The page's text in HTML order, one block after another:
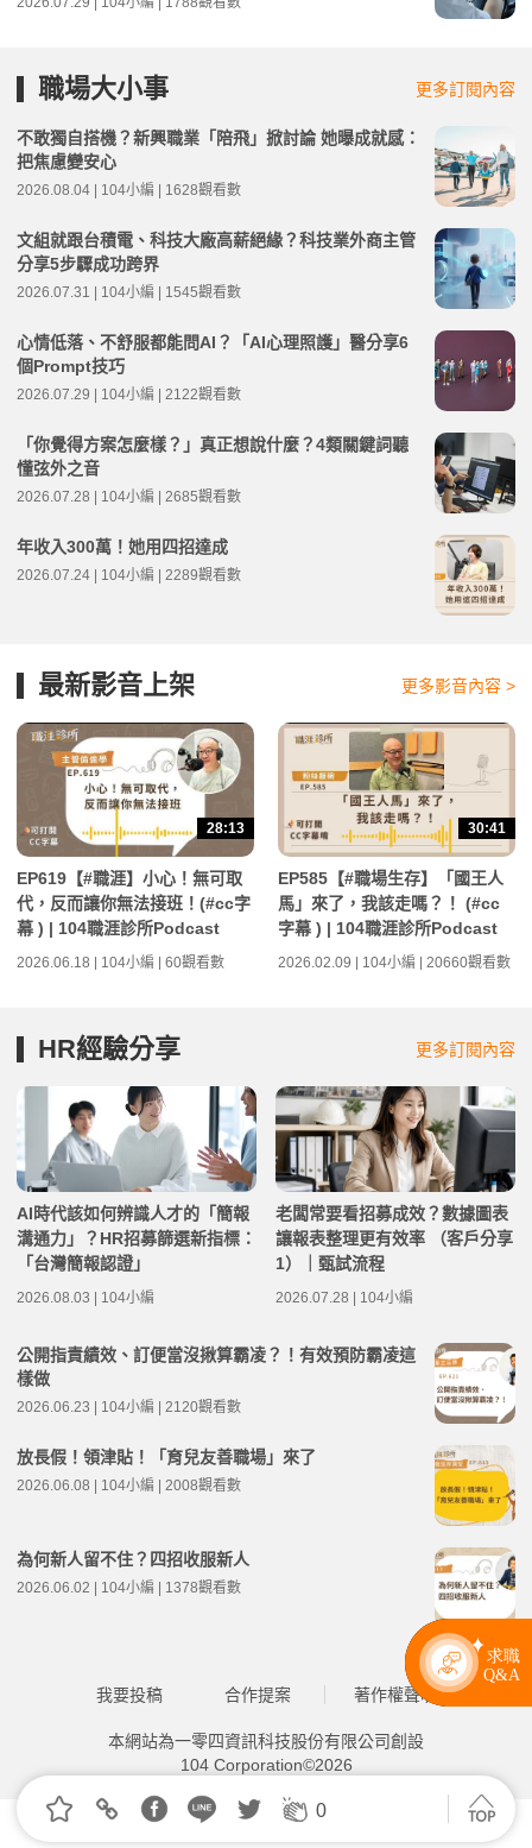
0
職場大小事 更多訂閱內容
不敢獨自搭機？新興職業「陪飛」掀討論 她曝成就感：
把焦慮變安心
2026.08.04 | 104小編 | 1628觀看數
文組就跟台積電、科技大廠高薪絕緣？科技業外商主管
分享5步驟成功跨界
2026.07.31 | 104小編 | 1545觀看數
心情低落、不舒服都能問AI？「AI心理照護」醫分享6
個Prompt技巧
2026.07.29 | 104小編 | 2122觀看數
「你覺得方案怎麼樣？」真正想說什麼？4類關鍵詞聽
懂弦外之音
2026.07.28 | 104小編 | 2685觀看數
年收入300萬！她用四招達成
2026.07.24 | 104小編 | 2289觀看數
最新影音上架 更多影音內容 >
28:13
EP619【#職涯】小心！無可取
代，反而讓你無法接班！(#cc字
幕 ) | 104職涯診所Podcast
2026.06.18 | 104小編 | 60觀看數
30:41
EP585【#職場生存】「國王人
馬」來了，我該走嗎？！ (#cc
字幕 ) | 104職涯診所Podcast
2026.02.09 | 104小編 | 20660觀看數
HR經驗分享 更多訂閱內容
AI時代該如何辨識人才的「簡報
溝通力」？HR招募篩選新指標：
「台灣簡報認證」
2026.08.03 | 104小編
老闆常要看招募成效？數據圖表
讓報表整理更有效率 （客戶分享
1）｜甄試流程
2026.07.28 | 104小編
公開指責績效、訂便當沒揪算霸凌？！有效預防霸凌這
樣做
2026.06.23 | 104小編 | 2120觀看數
放長假！領津貼！「育兒友善職場」來了
2026.06.08 | 104小編 | 2008觀看數
為何新人留不住？四招收服新人
2026.06.02 | 104小編 | 1378觀看數
我要投稿 合作提案 著作權聲明
本網站為一零四資訊科技股份有限公司創設
104 Corporation©2026